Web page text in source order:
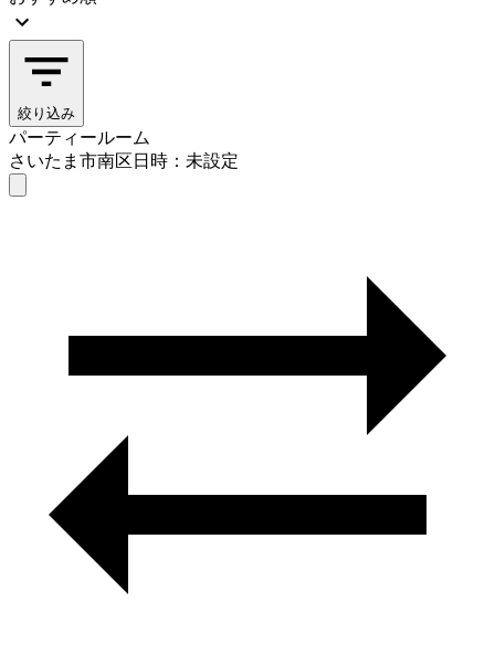
絞り込み
パーティールーム
さいたま市南区日時：未設定